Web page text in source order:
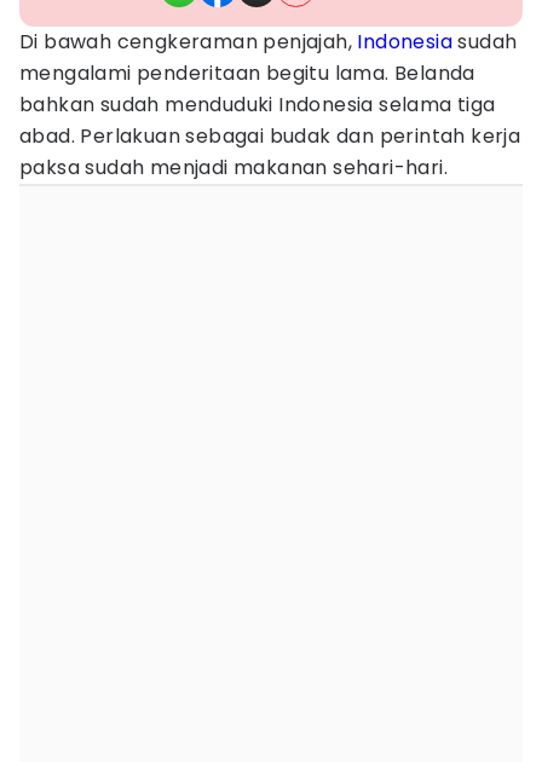
Di bawah cengkeraman penjajah, Indonesiasudah
mengalami penderitaan begitu lama. Belanda
bahkan sudah menduduki Indonesia selama tiga
abad. Perlakuan sebagai budak dan perintah kerja
paksa sudah menjadi makanan sehari-hari.